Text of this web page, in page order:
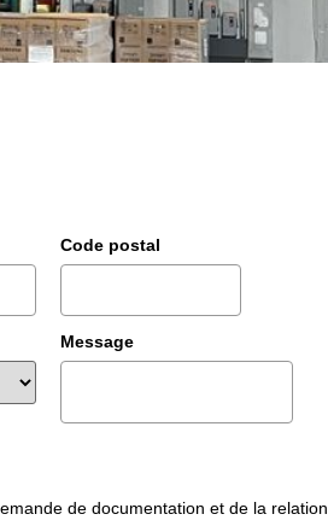
Code postal
Message
de documentation et de la relation